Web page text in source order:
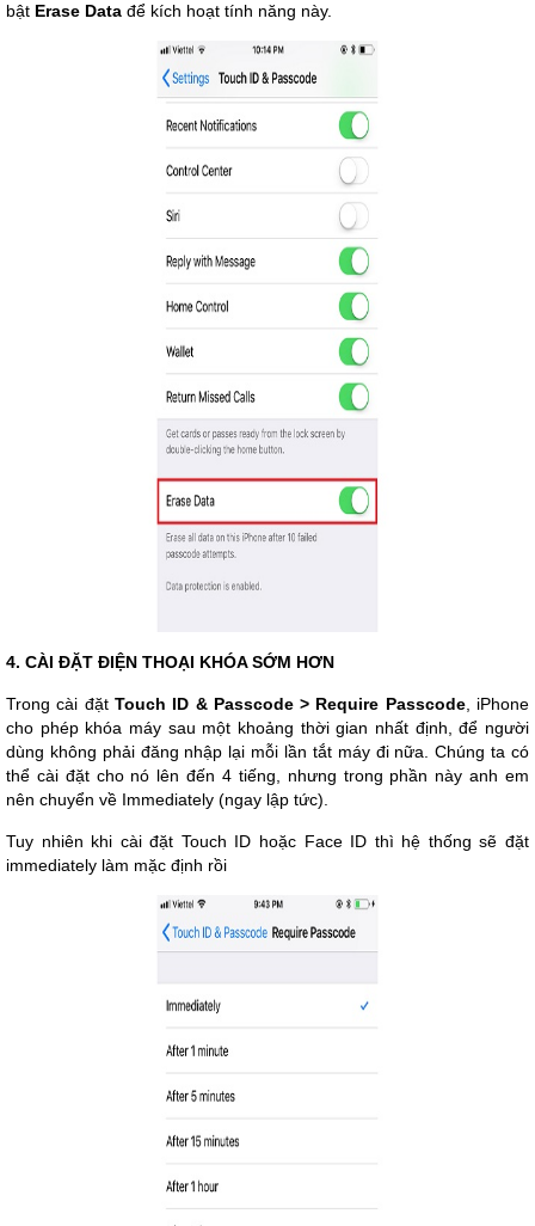
bật Erase Data để kích hoạt tính năng này.
4. CÀI ĐẶT ĐIỆN THOẠI KHÓA SỚM HƠN
Trong cài đặt Touch ID & Passcode > Require Passcode, iPhone
cho phép khóa máy sau một khoảng thời gian nhất định, để người
dùng không phải đăng nhập lại mỗi lần tắt máy đi nữa. Chúng ta có
thể cài đặt cho nó lên đến 4 tiếng, nhưng trong phần này anh em
nên chuyển về Immediately (ngay lập tức).
Tuy nhiên khi cài đặt Touch ID hoặc Face ID thì hệ thống sẽ đặt
immediately làm mặc định rồi